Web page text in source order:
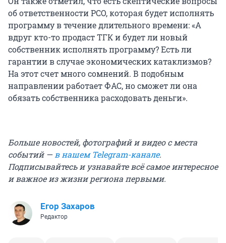
об ответственности РСО, которая будет исполнять
программу в течение длительного времени: «А
вдруг кто-то продаст ТГК и будет ли новый
собственник исполнять программу? Есть ли
гарантии в случае экономических катаклизмов?
На этот счет много сомнений. В подобным
направлении работает ФАС, но сможет ли она
обязать собственника расходовать деньги».
Больше новостей, фотографий и видео с места
событий —в нашем Telegram-канале.
Подписывайтесь и узнавайте всё самое интересное
и важное из жизни региона первыми.
Егор Захаров
Редактор